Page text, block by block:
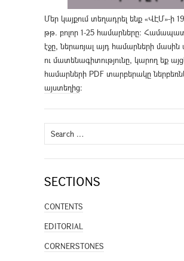
Մեր կայքում տեղադրել ենք «ՎԷՄ»-ի
թթ. բոլոր 1-25 համարները։
էջը, ներառյալ այդ համարների
ու մատենագիտությունը, կարող եք
համարների PDF տարբերակը
այստեղից։
Search
for:
SECTIONS
CONTENTS
EDITORIAL
CORNERSTONES